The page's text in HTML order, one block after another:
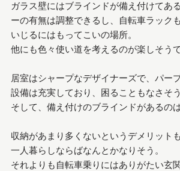
ガラス壁にはブラインドが備え付けてあ
ーの有無は調整できるし、自転車ラック
いじるにはもってこいの場所。
他にも色々使い道を考えるのが楽しそうで
居室はシャープなデザイナーズで、パー
設備は充実しており、困ることもなさそう
そして、備え付けのブラインドがあるの
収納があまり多くないというデメリット
一人暮らしならばなんとかなりそう。
それよりも自転車乗りにはありがたい玄